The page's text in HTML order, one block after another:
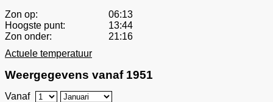
Zon op:
06:13
Hoogste punt:
13:44
Zon onder:
21:16
Actuele temperatuur
Weergegevens vanaf 1951
Vanaf